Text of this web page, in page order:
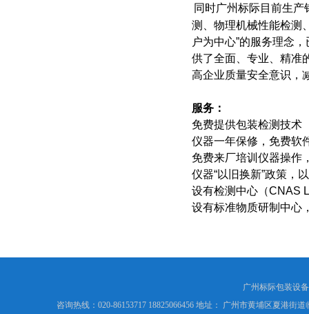
同时广州标际目前生
测、物理机械性能检测
户为中心”的服务理念
供了全面、专业、精准
高企业质量安全意识，
服务：
免费提供包装检测技术
仪器一年保修，免费软
免费来厂培训仪器操作
仪器“以旧换新”政策，
设有检测中心（CNAS
设有标准物质研制中心
广州标际包装设
咨询热线：020-86153717 18825066456 地址： 广州市黄埔区夏港街